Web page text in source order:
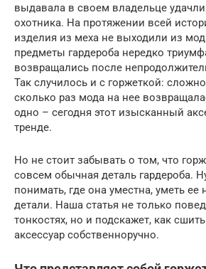
выдавала в своем владельце
охотника. На протяжении всей
изделия из меха не выходили из
предметы гардероба нередко
возвращались после
Так случилось и с горжеткой:
сколько раз мода на нее
одно – сегодня этот изысканный
тренде.
Но не стоит забывать о том, что
совсем обычная деталь гардероба.
понимать, где она уместна, уметь ее
детали. Наша статья не только
тонкостях, но и подскажет, как
аксессуар собственноручно.